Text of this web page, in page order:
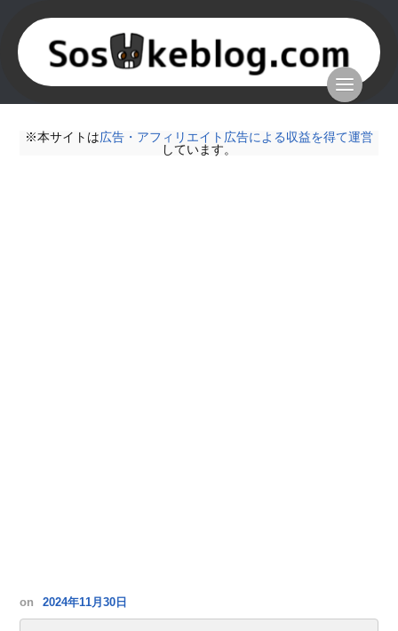
※本サイトは広告・アフィリエイト広告による収益を得て運営
しています。
on 2024年11月30日